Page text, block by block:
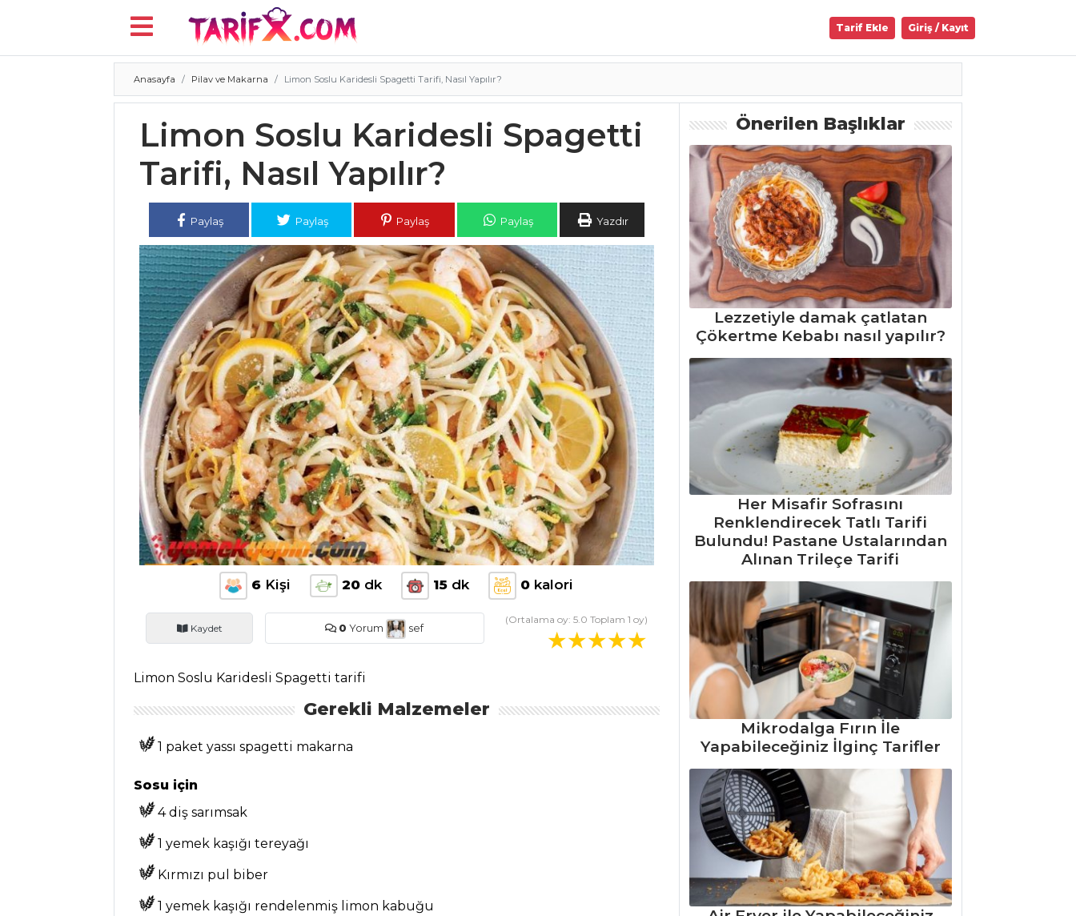
ŞEFİN TARİFLERİ
Kategoriler
Tarifi, Nasıl Yapılır?
Peynir Kremalı
Tarifi, Nasıl Yapılır?
Kayısılı Brownie
Tarifi, Nasıl Yapılır?
Tarif Ekle Giriş / Kayıt
Anasayfa Pilav ve Makarna Limon Soslu Karidesli Spagetti Tarifi, Nasıl Yapılır?
Limon Soslu Karidesli Spagetti
Tarifi, Nasıl Yapılır?
Paylaş Paylaş Paylaş Paylaş Yazdır
6 Kişi 20 dk 15 dk 0 kalori
Kaydet 0 Yorum sef
(Ortalama oy: 5.0 Toplam 1 oy)
Limon Soslu Karidesli Spagetti tarifi
Gerekli Malzemeler
1 paket yassı spagetti makarna
Sosu için
4 diş sarımsak
1 yemek kaşığı tereyağı
Kırmızı pul biber
1 yemek kaşığı rendelenmiş limon kabuğu
Önerilen Başlıklar
Lezzetiyle damak çatlatan
Çökertme Kebabı nasıl yapılır?
Her Misafir Sofrasını
Renklendirecek Tatlı Tarifi
Bulundu! Pastane Ustalarından
Alınan Trileçe Tarifi
Mikrodalga Fırın İle
Yapabileceğiniz İlginç Tarifler